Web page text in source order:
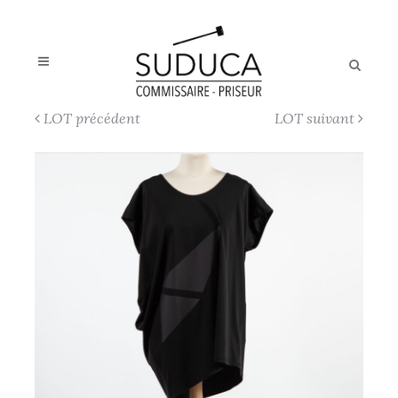
LOT précédent LOT suivant